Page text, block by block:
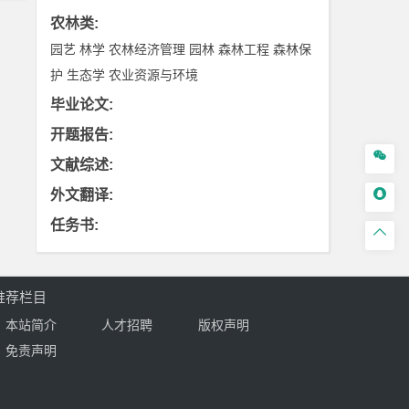
农林类:
园艺 林学 农林经济管理 园林 森林工程 森林保
护 生态学 农业资源与环境
毕业论文:
开题报告:
文献综述:
外文翻译:
任务书:



荐栏目
本站简介 人才招聘
版权声明
免责声明